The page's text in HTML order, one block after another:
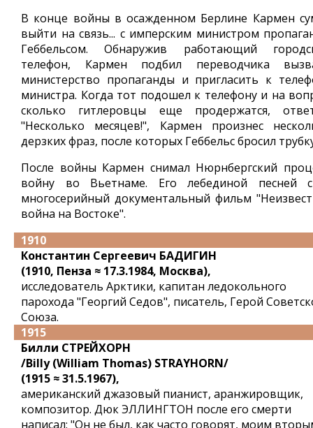
В конце войны в осажденном Берлине Кармен
выйти на связь... с имперским министром
Геббельсом. Обнаружив работающий
телефон, Кармен подбил переводчика
министерство пропаганды и пригласить к
министра. Когда тот подошел к телефону и на
сколько гитлеровцы еще продержатся,
"Несколько месяцев!", Кармен произнес
дерзких фраз, после которых Геббельс бросил
После войны Кармен снимал Нюрнбергский
войну во Вьетнаме. Его лебединой песней
многосерийный документальный фильм
война на Востоке".
1910
Константин Сергеевич БАДИГИН
(1910, Пенза ≈ 17.3.1984, Москва),
исследователь Арктики, капитан ледокольного
парохода "Георгий Седов", писатель, Герой
Союза.
1915
Билли СТРЕЙХОРН
/Billy (William Thomas) STRAYHORN/
(1915 ≈ 31.5.1967),
американский джазовый пианист, аранжировщик,
композитор. Дюк ЭЛЛИНГТОН после его смерти
написал: "Он не был, как часто говорят, моим